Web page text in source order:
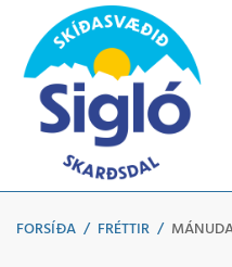
FORSÍÐA / FRÉTTIR /